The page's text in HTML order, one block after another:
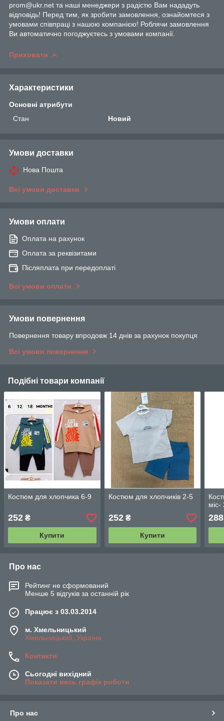
prom@ukr.net та наші менеджери з радістю Вам нададуть
відповідь! Перед тим, як зробити замовлення, ознайомтеся з
умовами співпраці з нашою компанією! Роблячи замовлення
Ви автоматично погоджуєтесь з умовами компанії.
Приховати
Характеристики
Основні атрибути
Стан
Новий
Умови доставки
Нова Пошта
Всі умови доставки
Умови оплати
Оплата на рахунок
Оплата за реквізитами
Післяплата при передоплаті
Всі умови оплати
Умови повернення
Повернення товару впродовж 14 днів за рахунок покупця
Всі умови повернення
Подібні товари компанії
Костюм для хлопчика 6-9
252 ₴
Купити
Костюм для хлопчиків 2-5
252₴
Купити
міс-
288
Про нас
Рейтинг не сформований
Менше 5 відгуків за останній рік
Працює з 03.03.2014
м. Хмельницький
Хмельницький, Україна
Контакти
Сьогодні вихідний
Показати весь графік роботи
Про нас